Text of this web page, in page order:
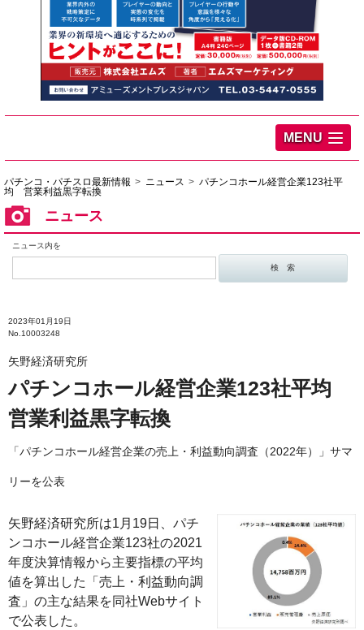
MENU
パチンコ・パチスロ最新情報 ニュース
パチンコホール経営企業123社平
均 営業利益黒字転換
ニュース
ニュース内を
2023年01月19日
No.10003248
矢野経済研究所
パチンコホール経営企業123社平均
営業利益黒字転換
「パチンコホール経営企業の売上・利益動向調査（2022年）」サマ
リーを公表
矢野経済研究所は1月19日、パチ
ンコホール経営企業123社の2021
年度決算情報から主要指標の平均
値を算出した「売上・利益動向調
査」の主な結果を同社Webサイト
で公表した。